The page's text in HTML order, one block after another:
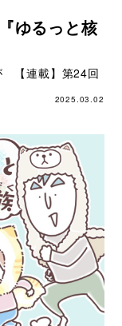
ゆるっと核
【連載】第24回
2025.03.02